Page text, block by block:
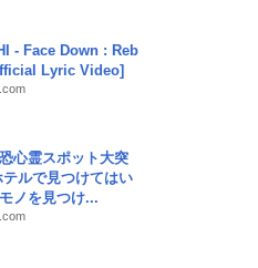
- Face Down : Reb
Lyric Video]
心霊スポット大突
ルで見つけてはい
ノを見つけ...